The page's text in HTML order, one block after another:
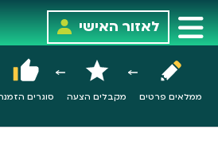
לאזור האישי
ממלאים פרטים מקבלים הצעה סוגרים